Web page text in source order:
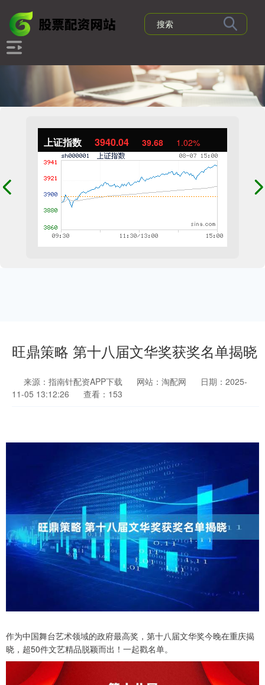
上证指数 3940.04 39.68 1.02%
旺鼎策略 第十八届文华奖获奖名单揭晓
来源：指南针配资APP下载 网站：淘配网
日期：2025-
11-05 13:12:26
查看：153
作为中国舞台艺术领域的政府最高奖，第十八届文华奖今晚在重庆揭
晓，超50件文艺精品脱颖而出！一起戳名单。